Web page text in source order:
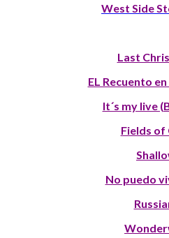
West Side
Last
EL Recuento
It´s my live
Fields of
No puedo